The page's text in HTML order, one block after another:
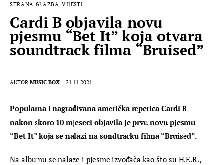
MUSIC BOX
STRANA GLAZBA VIJESTI
Cardi B objavila novu
pjesmu “Bet It” koja otvara
soundtrack filma “Bruised”
AUTOR MUSIC BOX 21.11.2021.
Popularna i nagrađivana američka reperica Cardi B
nakon skoro 10 mjeseci objavila je prvu novu pjesmu
“Bet It” koja se nalazi na sondtracku filma “Bruised”.
Na albumu se nalaze i pjesme izvođača kao što su H.E.R.,